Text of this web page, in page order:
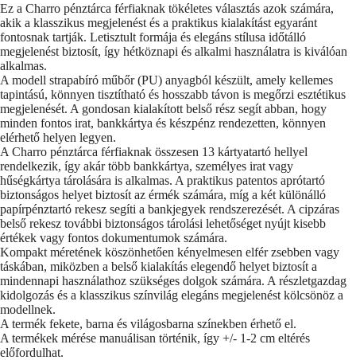
Ez a Charro pénztárca férfiaknak tökéletes választás azok számára,
akik a klasszikus megjelenést és a praktikus kialakítást egyaránt
fontosnak tartják. Letisztult formája és elegáns stílusa időtálló
megjelenést biztosít, így hétköznapi és alkalmi használatra is kiválóan
alkalmas.
A modell strapabíró műbőr (PU) anyagból készült, amely kellemes
tapintású, könnyen tisztítható és hosszabb távon is megőrzi esztétikus
megjelenését. A gondosan kialakított belső rész segít abban, hogy
minden fontos irat, bankkártya és készpénz rendezetten, könnyen
elérhető helyen legyen.
A Charro pénztárca férfiaknak összesen 13 kártyatartó hellyel
rendelkezik, így akár több bankkártya, személyes irat vagy
hűségkártya tárolására is alkalmas. A praktikus patentos aprótartó
biztonságos helyet biztosít az érmék számára, míg a két különálló
papírpénztartó rekesz segíti a bankjegyek rendszerezését. A cipzáras
belső rekesz további biztonságos tárolási lehetőséget nyújt kisebb
értékek vagy fontos dokumentumok számára.
Kompakt méretének köszönhetően kényelmesen elfér zsebben vagy
táskában, miközben a belső kialakítás elegendő helyet biztosít a
mindennapi használathoz szükséges dolgok számára. A részletgazdag
kidolgozás és a klasszikus színvilág elegáns megjelenést kölcsönöz a
modellnek.
A termék fekete, barna és világosbarna színekben érhető el.
A termékek mérése manuálisan történik, így +/- 1-2 cm eltérés
előfordulhat.